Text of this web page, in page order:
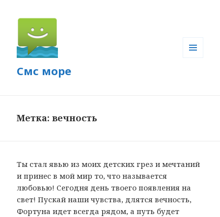
Смс море
Метка: вечность
Ты стал явью из моих детских грез и мечтаний
и принес в мой мир то, что называется
любовью! Сегодня день твоего появления на
свет! Пускай наши чувства, длятся вечность,
Фортуна идет всегда рядом, а путь будет